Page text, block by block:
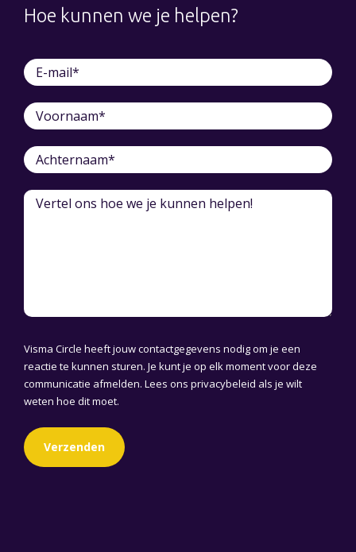
Hoe kunnen we je helpen?
Visma Circle heeft jouw contactgegevens nodig om je een
reactie te kunnen sturen. Je kunt je op elk moment voor deze
communicatie afmelden. Lees ons privacybeleid als je wilt
weten hoe dit moet.